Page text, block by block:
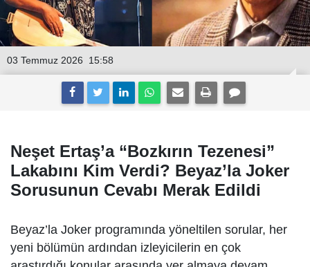
15:58
03 Temmuz 2026
Neşet Ertaş’a “Bozkırın Tezenesi”
Lakabını Kim Verdi? Beyaz’la Joker
Sorusunun Cevabı Merak Edildi
Beyaz’la Joker programında yöneltilen sorular, her
yeni bölümün ardından izleyicilerin en çok